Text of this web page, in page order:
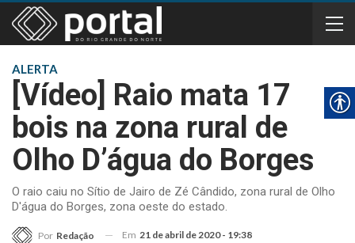
ALERTA
[Vídeo] Raio mata 17
bois na zona rural de
Olho D’água do Borges
O raio caiu no Sítio de Jairo de Zé Cândido, zona rural de Olho
D'água do Borges, zona oeste do estado.
Por Redação Em 21 de abril de 2020 - 19:38